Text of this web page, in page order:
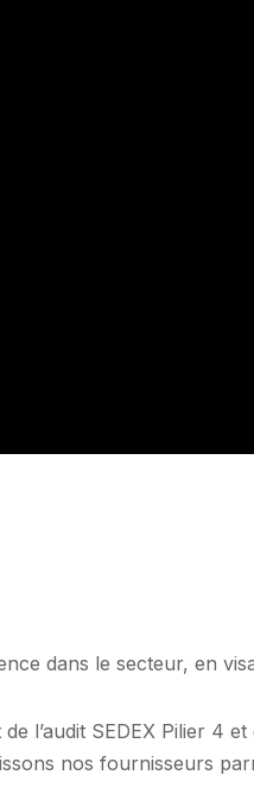
dans le secteur, en
l’audit SEDEX Pilier 4
nos fournisseurs